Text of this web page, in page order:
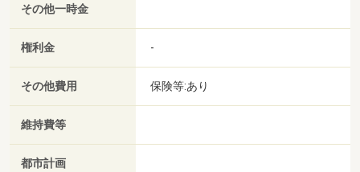
その他一時金
権利金 -
その他費用 保険等:あり
維持費等
都市計画